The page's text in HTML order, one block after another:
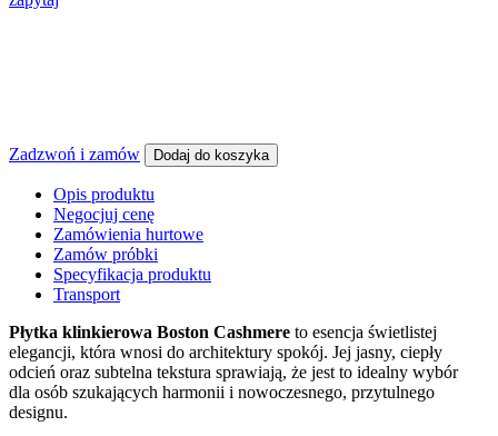
Zadzwoń i zamów Dodaj do koszyka
Opis produktu
Negocjuj cenę
Zamówienia hurtowe
Zamów próbki
Specyfikacja produktu
Transport
Płytka klinkierowa Boston Cashmere to esencja świetlistej
elegancji, która wnosi do architektury spokój. Jej jasny, ciepły
odcień oraz subtelna tekstura sprawiają, że jest to idealny wybór
dla osób szukających harmonii i nowoczesnego, przytulnego
designu.